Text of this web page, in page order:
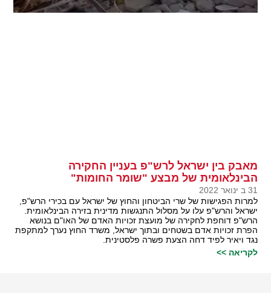
מאבק בין ישראל לרש"פ בעניין החקירה
הבינלאומית של מבצע "שומר החומות"
31 ב ינואר 2022
למרות הפגישות של שרי הביטחון והחוץ של ישראל עם בכירי הרש"פ,
ישראל והרש"פ עלו על מסלול התנגשות מדינית בזירה הבינלאומית.
הרש"פ דוחפת לחקירה של מועצת זכויות האדם של האו"ם בנושא
הפרת זכויות אדם בשטחים ובתוך ישראל, משרד החוץ נערך למתקפת
נגד ויאיר לפיד דחה הצעת פשרה פלסטינית.
לקריאה >>